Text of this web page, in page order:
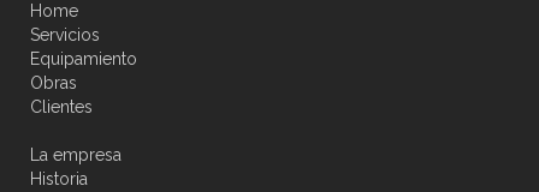
Home
Servicios
Equipamiento
Obras
Clientes
La empresa
Historia